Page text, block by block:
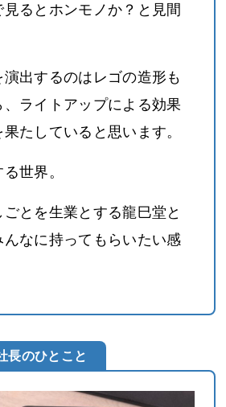
るとホンモノか？と見間
出するのはレゴの造形も
ライトアップによる効果
たしていると思います。
世界。
とを生業とする龍巳堂と
んなに持ってもらいたい感
長のひとこと